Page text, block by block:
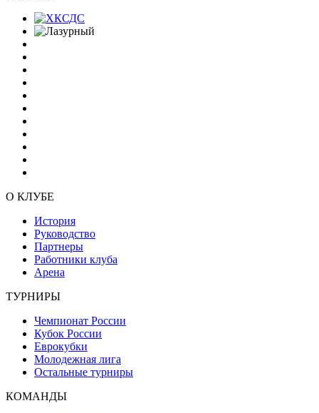
О КЛУБЕ
История
Руководство
Партнеры
Работники клуба
Арена
ТУРНИРЫ
Чемпионат России
Кубок России
Еврокубки
Молодежная лига
Остальные турниры
КОМАНДЫ